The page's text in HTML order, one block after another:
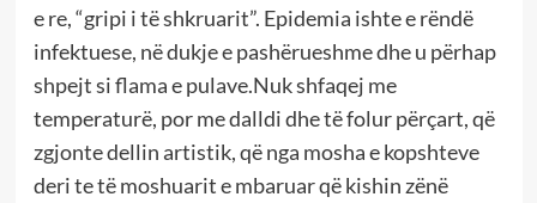
e re, “gripi i të shkruarit”. Epidemia ishte e rëndë
infektuese, në dukje e pashërueshme dhe u përhap
shpejt si flama e pulave.Nuk shfaqej me
temperaturë, por me dalldi dhe të folur përçart, që
zgjonte dellin artistik, që nga mosha e kopshteve
deri te të moshuarit e mbaruar që kishin zënë